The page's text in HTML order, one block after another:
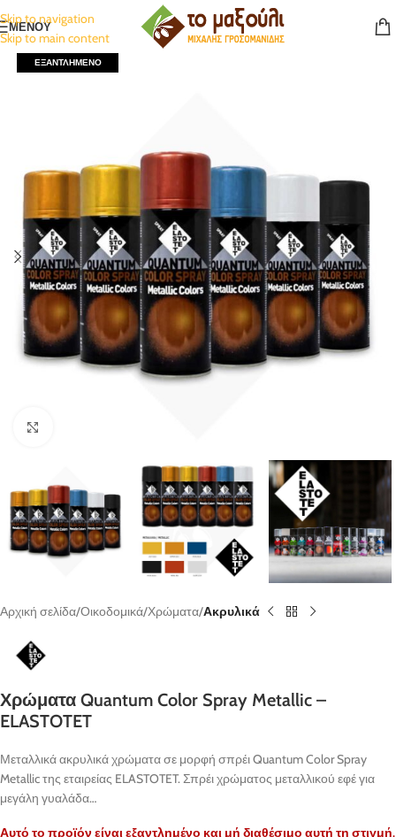
Skip to navigation
Skip to main content
ΜΕΝΟΥ
ΕΞΑΝΤΛΗΜΈΝΟ
Αρχική σελίδα Οικοδομικά Χρώματα Ακρυλικά
Χρώματα Quantum Color Spray Metallic –
ELASTOTET
Μεταλλικά ακρυλικά χρώματα σε μορφή σπρέι Quantum Color Spray
Metallic της εταιρείας ELASTOTET. Σπρέι χρώματος μεταλλικού εφέ για
μεγάλη γυαλάδα…
Αυτό το προϊόν είναι εξαντλημένο και μή διαθέσιμο αυτή τη στιγμή.